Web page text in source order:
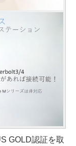
GOLD認証を取